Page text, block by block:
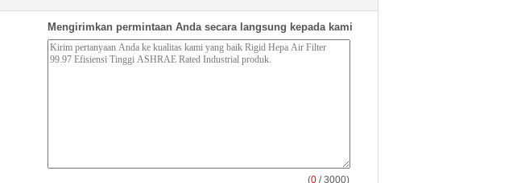
Mengirimkan permintaan Anda secara langsung kepada kami
(0 / 3000)